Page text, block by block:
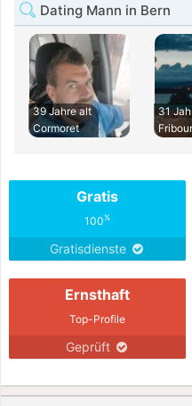
Dating Mann in Bern
39 Jahre alt
Cormoret
31
Gratis
100%
Gratisdienste
Ernsthaft
Top-Profile
Geprüft